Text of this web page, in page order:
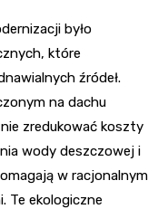
było
które
źródeł.
na dachu
zredukować koszty
wody deszczowej i
w racjonalnym
Te ekologiczne